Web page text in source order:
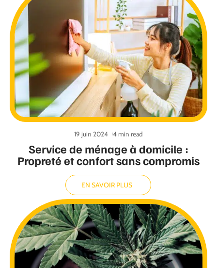
Service de ménage à domicile :
Propreté et confort sans compromis
19 juin 2024 4 min read
EN SAVOIR PLUS